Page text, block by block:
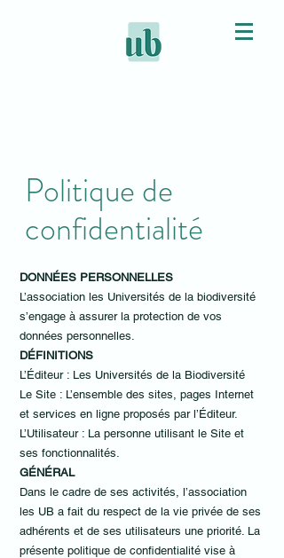
Politique de
confidentialité
DONNÉES PERSONNELLES
L’association les Universités de la biodiversité
s’engage à assurer la protection de vos
données personnelles.
DÉFINITIONS
L’Éditeur : Les Universités de la Biodiversité
Le Site : L’ensemble des sites, pages Internet
et services en ligne proposés par l’Éditeur.
L’Utilisateur : La personne utilisant le Site et
ses fonctionnalités.
GÉNÉRAL
Dans le cadre de ses activités, l’association
les UB a fait du respect de la vie privée de ses
adhérents et de ses utilisateurs une priorité. La
présente politique de confidentialité vise à